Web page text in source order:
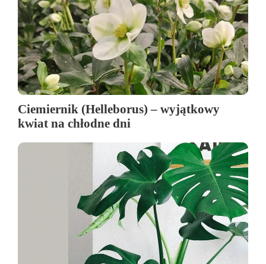
Ciemiernik (Helleborus) – wyjątkowy
kwiat na chłodne dni